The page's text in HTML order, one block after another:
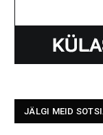
JÄLGI MEID